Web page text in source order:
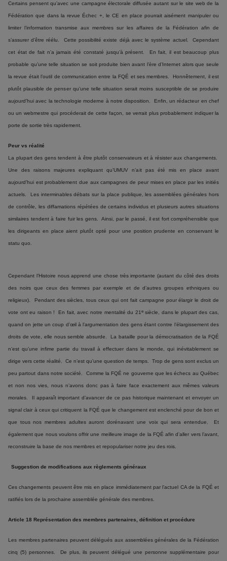
Certains pensent qu’avec une campagne électorale diffusée autant sur le site web de la
Fédération que dans la revue Échec +, le CE en place pourrait aisément manipuler ou
limiter l’information transmise aux membres sur les affaires de la Fédération afin de
s’assurer d’être réélu. Cette possibilité existe déjà avec le système actuel. Cependant
cet état de fait n’a jamais été constaté jusqu’à présent. En fait, il est beaucoup plus
probable qu’une telle situation se soit produite bien avant l’ère d’Internet alors que seule
la revue était l’outil de communication entre la FQÉ et ses membres. Honnêtement, il est
plutôt plausible de penser qu’une telle situation serait moins susceptible de se produire
aujourd’hui avec la technologie moderne à notre disposition. Enfin, un rédacteur en chef
ou un webmestre qui procéderait de cette façon, se verrait plus probablement indiquer la
porte de sortie très rapidement.
Peur vs réalité
La plupart des gens tendent à être plutôt conservateurs et à résister aux changements.
Une des raisons majeures expliquant qu’UMUV n’ait pas été mis en place avant
aujourd’hui est probablement due aux campagnes de peur mises en place par les initiés
actuels. Les interminables débats sur la place publique, les assemblées générales hors
de contrôle, les diffamations répétées de certains individus et plusieurs autres situations
similaires tendent à faire fuir les gens. Ainsi, par le passé, il est fort compréhensible que
les dirigeants en place aient plutôt opté pour une position prudente en conservant le
statu quo.
Cependant l’Histoire nous apprend une chose très importante (autant du côté des droits
des noirs que ceux des femmes par exemple et de d’autres groupes ethniques ou
religieux). Pendant des siècles, tous ceux qui ont fait campagne pour élargir le droit de
vote ont eu raison ! En fait, avec notre mentalité du 21esiècle, dans le plupart des cas,
quand on jette un coup d’œil à l’argumentation des gens étant contre l’élargissement des
droits de vote, elle nous semble absurde. La bataille pour la démocratisation de la FQÉ
n’est qu’une infime partie du travail à effectuer dans le monde, qui inévitablement se
dirige vers cette réalité. Ce n’est qu’une question de temps. Trop de gens sont exclus un
peu partout dans notre société. Comme la FQÉ ne gouverne que les échecs au Québec
et non nos vies, nous n’avons donc pas à faire face exactement aux mêmes valeurs
morales. Il apparaît important d’avancer de ce pas historique maintenant et envoyer un
signal clair à ceux qui critiquent la FQÉ que le changement est enclenché pour de bon et
que tous nos membres adultes auront dorénavant une voix qui sera entendue. Et
également que nous voulons offrir une meilleure image de la FQÉ afin d’aller vers l’avant,
reconstruire la base de nos membres et repopulariser notre jeu des rois.
Suggestion de modifications aux règlements généraux
Ces changements peuvent être mis en place immédiatement par l’actuel CA de la FQÉ et
ratifiés lors de la prochaine assemblée générale des membres.
Article 18 Représentation des membres partenaires, définition et procédure
Les membres partenaires peuvent délégués aux assemblées générales de la Fédération
cinq (5) personnes. De plus, ils peuvent délégué une personne supplémentaire pour